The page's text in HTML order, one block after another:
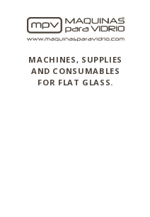
MACHINES, SUPPLIES
AND CONSUMABLES
FOR FLAT GLASS.